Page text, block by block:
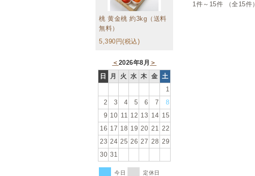
桃 黄金桃 約3kg（送料
無料）
5,390円(税込)
＜ 2026年8月 ＞
日
月 火 水 木 金
土
1
2
3 4 5 6 7
8
9 10 11 12 13 14 15
16 17 18 19 20 21
22
23 24 25 26 27 28 29
30 31
今日 定休日
1件～15件 （全15件）